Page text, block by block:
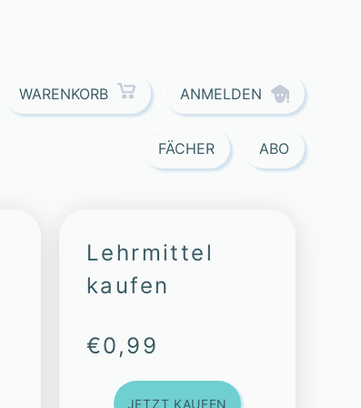
WARENKORB ANMELDEN
FÄCHER ABO
Lehrmittel
kaufen
€0,99
JETZT KAUFEN